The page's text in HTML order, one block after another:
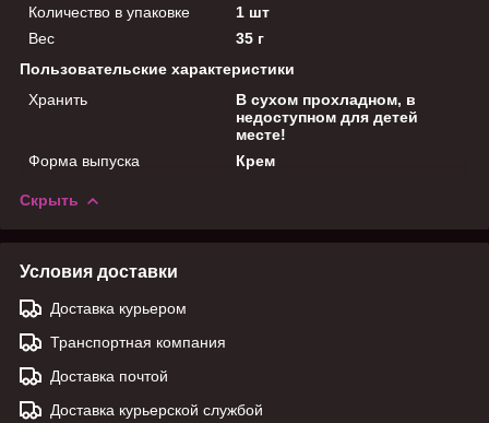
Количество в упаковке
1 шт
Вес
35 г
Пользовательские характеристики
Хранить
В сухом прохладном, в
недоступном для детей
месте!
Форма выпуска
Крем
Скрыть
Условия доставки
Доставка курьером
Транспортная компания
Доставка почтой
Доставка курьерской службой